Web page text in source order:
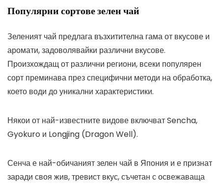
Популярни сортове зелен чай
Зеленият чай предлага възхитителна гама от вкусове и
аромати, задоволявайки различни вкусове.
Произхождащ от различни региони, всеки популярен
сорт преминава през специфични методи на обработка,
което води до уникални характеристики.
Някои от най-известните видове включват Sencha,
Gyokuro и Longjing (Dragon Well).
Сенча е най-обичаният зелен чай в Япония и е признат
заради своя жив, тревист вкус, съчетан с освежаваща